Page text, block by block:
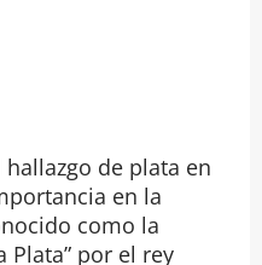
de plata en
en la
como la
Plata” por el rey